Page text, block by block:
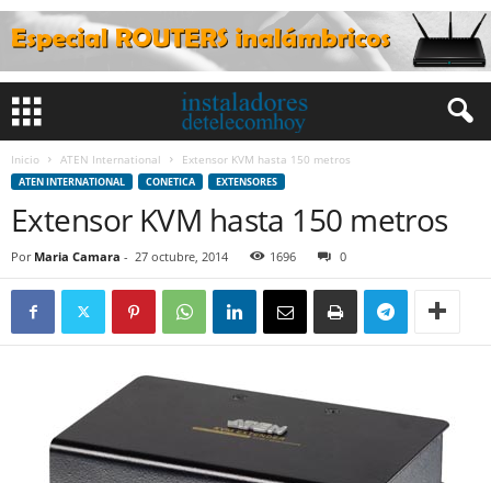
Inicio ATEN International Extensor KVM hasta 150 metros
ATEN INTERNATIONAL CONETICA EXTENSORES
Extensor KVM hasta 150 metros
Por Maria Camara - 27 octubre, 2014 1696 0